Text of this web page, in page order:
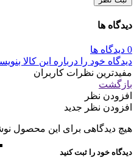
دیدگاه ها
0 دیدگاه ها
دیدگاه خود را درباره این کالا
مفیدترین نظرات کاربران
بازگشت
افزودن نظر
افزودن نظر جدید
هیچ دیدگاهی برای این محصول
دیدگاه خود را ثبت کنید